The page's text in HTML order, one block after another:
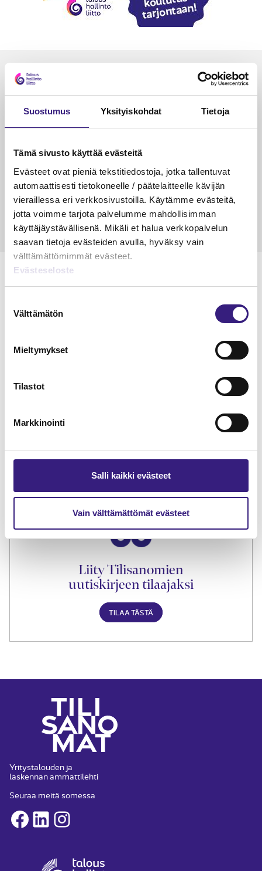
Suostumus Yksityiskohdat Tietoja
Tämä sivusto käyttää evästeitä
Evästeet ovat pieniä tekstitiedostoja, jotka tallentuvat
automaattisesti tietokoneelle / päätelaitteelle kävijän
vieraillessa eri verkkosivustoilla. Käytämme evästeitä,
jotta voimme tarjota palvelumme mahdollisimman
käyttäjäystävällisenä. Mikäli et halua verkkopalvelun
saavan tietoja evästeiden avulla, hyväksy vain
välttämättömimmät evästeet.
Evästeseloste
valinta
Välttämätön
Mieltymykset
Tilastot
Markkinointi
Salli kaikki evästeet
Vain välttämättömät evästeet
Luetuimmat
VEROTUS
Kulu­veloitukset arvon­lisä­
verotuksessa – omien kulujen
veloitus, kulujen edelleen­
veloitus ja läpi­laskutus
Petri Salomaa
15.5.2023 10 min
lukuoikeus
Liity Tilisanomien
uutiskirjeen tilaajaksi
TILAA TÄSTÄ
Yritystalouden ja
laskennan ammattilehti
Seuraa meitä somessa
Facebook
LinkedInInstagram